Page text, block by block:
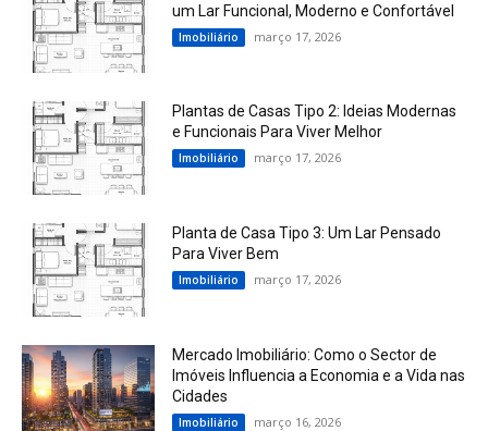
um Lar Funcional, Moderno e Confortável
Imobiliário março 17, 2026
Plantas de Casas Tipo 2: Ideias Modernas
e Funcionais Para Viver Melhor
Imobiliário março 17, 2026
Planta de Casa Tipo 3: Um Lar Pensado
Para Viver Bem
Imobiliário março 17, 2026
Mercado Imobiliário: Como o Sector de
Imóveis Influencia a Economia e a Vida nas
Cidades
Imobiliário março 16, 2026